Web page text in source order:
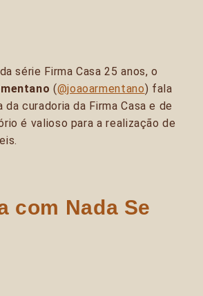
série Firma Casa 25 anos, o
(@joaoarmentano) fala
curadoria da Firma Casa e de
é valioso para a realização de
com Nada Se